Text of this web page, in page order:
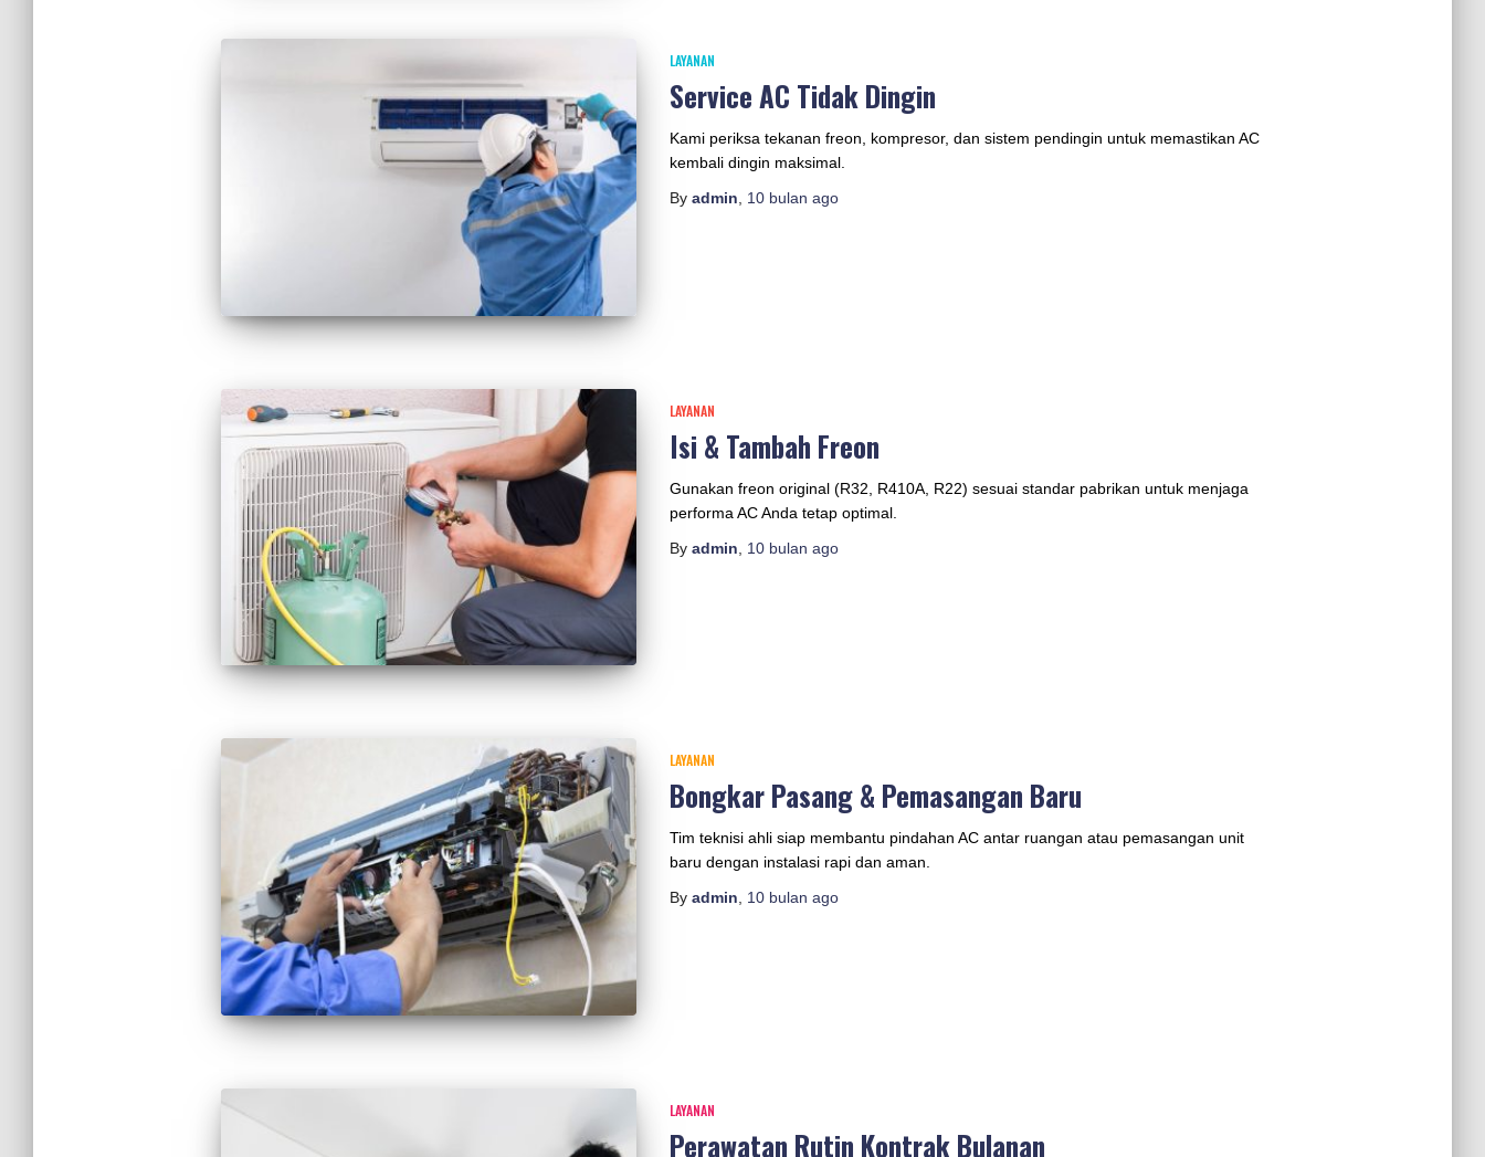
LAYANAN
Service AC Tidak Dingin
Kami periksa tekanan freon, kompresor, dan sistem pendingin untuk memastikan AC
kembali dingin maksimal.
By admin 10 bulan ago
LAYANAN
Isi & Tambah Freon
Gunakan freon original (R32, R410A, R22) sesuai standar pabrikan untuk menjaga
performa AC Anda tetap optimal.
By admin 10 bulan ago
LAYANAN
Bongkar Pasang & Pemasangan Baru
Tim teknisi ahli siap membantu pindahan AC antar ruangan atau pemasangan unit
baru dengan instalasi rapi dan aman.
By admin, 10 bulan ago
LAYANAN
Perawatan Rutin Kontrak Bulanan